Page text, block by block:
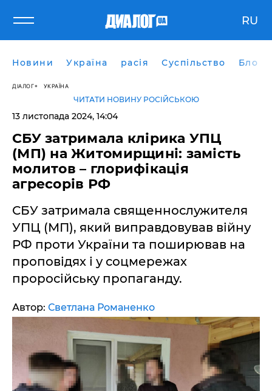
RU
Новини Україна расія Суспільство Блоги
ДІАЛОГ УКРАЇНА
ЧИТАТИ НОВИНУ РОСІЙСЬКОЮ
13 листопада 2024, 14:04
СБУ затримала клірика УПЦ
(МП) на Житомирщині: замість
молитов – глорифікація
агресорів РФ
СБУ затримала священнослужителя
УПЦ (МП), який виправдовував війну
РФ проти України та поширював на
проповідях і у соцмережах
проросійську пропаганду.
Автор: Светлана Романенко